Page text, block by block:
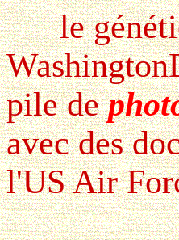
le
pile de
avec des
l'US Air